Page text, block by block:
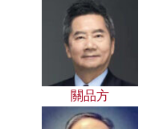
關品方